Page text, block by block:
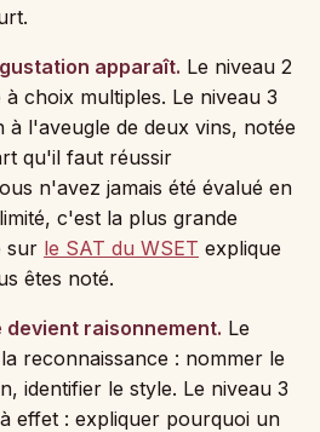
apparaît. Le niveau 2
choix multiples. Le niveau 3
à l'aveugle de deux vins, notée
qu'il faut réussir
n'avez jamais été évalué en
c'est la plus grande
sur le SAT du WSET explique
êtes noté.
raisonnement. Le
reconnaissance : nommer le
identifier le style. Le niveau 3
effet : expliquer pourquoi un